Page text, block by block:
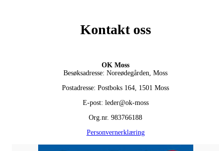
Kontakt oss
OK Moss
Besøksadresse: Noreødegården, Moss
Postadresse: Postboks 164, 1501 Moss
E-post: leder@ok-moss
Org.nr. 983766188
Personvernerklæring